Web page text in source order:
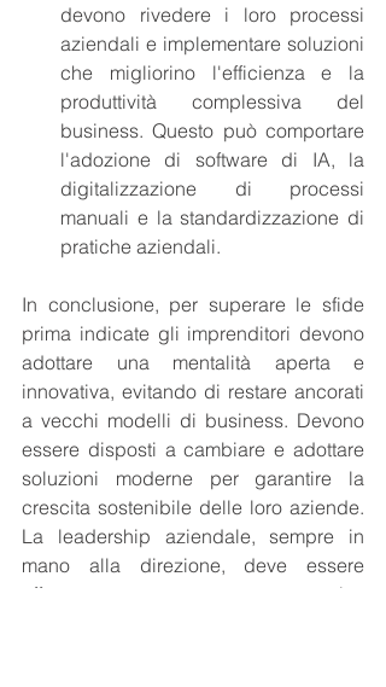
devono rivedere i loro processi
aziendali e implementare soluzioni
che migliorino l'efficienza e la
produttività complessiva del
business. Questo può comportare
l'adozione di software di IA, la
digitalizzazione di processi
manuali e la standardizzazione di
pratiche aziendali.
In conclusione, per superare le sfide
prima indicate gli imprenditori devono
adottare una mentalità aperta e
innovativa, evitando di restare ancorati
a vecchi modelli di business. Devono
essere disposti a cambiare e adottare
soluzioni moderne per garantire la
crescita sostenibile delle loro aziende.
La leadership aziendale, sempre in
mano alla direzione, deve essere
affrontata con una prospettiva